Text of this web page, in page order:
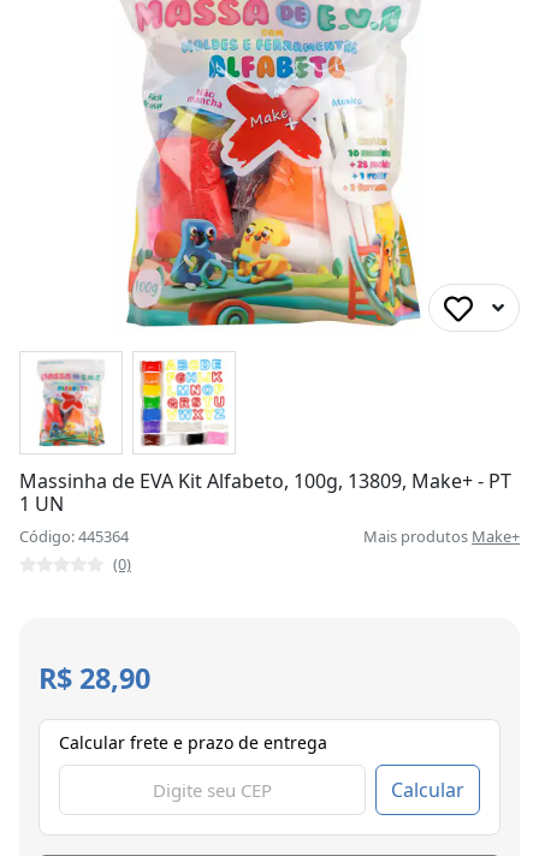
Massinha de EVA Kit Alfabeto, 100g, 13809, Make+ - PT
1 UN
Código: 445364 Mais produtos Make+
(0)
R$ 28,90
Calcular frete e prazo de entrega
Calcular